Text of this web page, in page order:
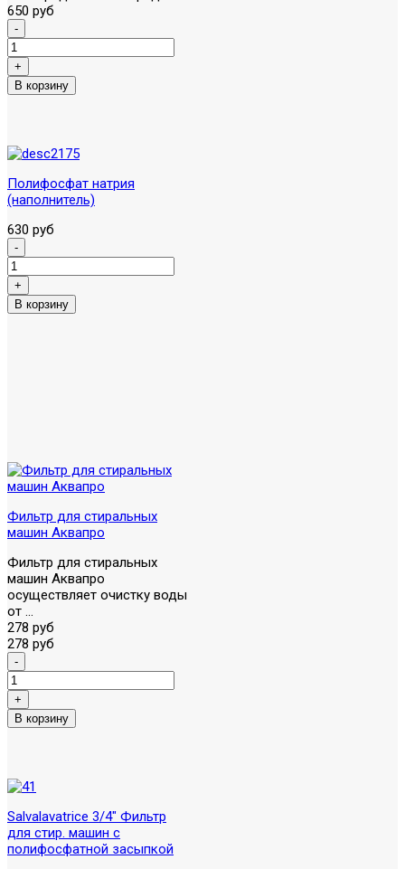
650 руб
Полифосфат натрия
(наполнитель)
630 руб
Фильтр для стиральных
машин Аквапро
Фильтр для стиральных
машин Аквапро
осуществляет очистку воды
от ...
278 руб
278 руб
Salvalavatrice 3/4" Фильтр
для стир. машин с
полифосфатной засыпкой